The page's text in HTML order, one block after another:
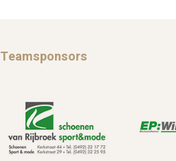
Teamsponsors